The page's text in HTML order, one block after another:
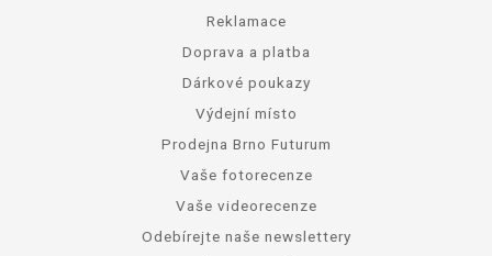
Reklamace
Doprava a platba
Dárkové poukazy
Výdejní místo
Prodejna Brno Futurum
Vaše fotorecenze
Vaše videorecenze
Odebírejte naše newslettery